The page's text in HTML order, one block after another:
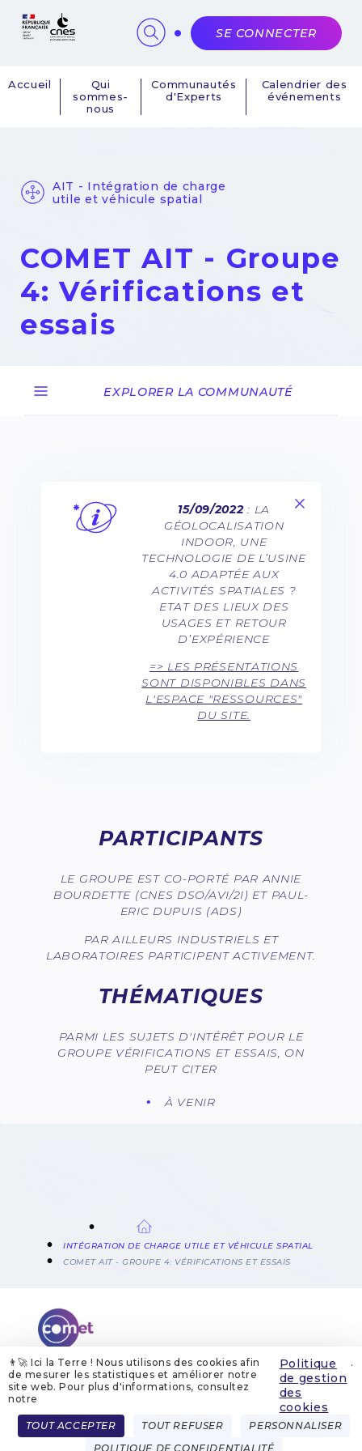
👨‍🚀 Ici la Terre ! Nous utilisons des cookies afin
de mesurer les statistiques et améliorer notre
site web. Pour plus d'informations, consultez
notre
Politique
de gestion
des
cookies
.
TOUT ACCEPTER TOUT REFUSER
PERSONNALISER
POLITIQUE DE CONFIDENTIALITÉ
Navigation
Accueil
Qui
sommes-
nous
Communautés
d'Experts
Calendrier des
événements
SE CONNECTER
AIT - Intégration de charge
utile et véhicule spatial
COMET AIT - Groupe
4: Vérifications et
essais
EXPLORER LA COMMUNAUTÉ
15/09/2022 : LA
GÉOLOCALISATION
INDOOR, UNE
TECHNOLOGIE DE L’USINE
4.0 ADAPTÉE AUX
ACTIVITÉS SPATIALES ?
ETAT DES LIEUX DES
USAGES ET RETOUR
D’EXPÉRIENCE
=> LES PRÉSENTATIONS
SONT DISPONIBLES DANS
L'ESPACE "RESSOURCES"
DU SITE.
PARTICIPANTS
LE GROUPE EST CO-PORTÉ PAR ANNIE
BOURDETTE (CNES DSO/AVI/2I) ET PAUL-
ERIC DUPUIS (ADS)
PAR AILLEURS INDUSTRIELS ET
LABORATOIRES PARTICIPENT ACTIVEMENT.
THÉMATIQUES
PARMI LES SUJETS D'INTÉRÊT POUR LE
GROUPE VÉRIFICATIONS ET ESSAIS, ON
PEUT CITER
À VENIR
FIL
D'ARIANE
INTÉGRATION DE CHARGE UTILE ET VÉHICULE SPATIAL
COMET AIT - GROUPE 4: VÉRIFICATIONS ET ESSAIS
Menu
Pied
QUI SOMMES-NOUS
MENTIONS LÉGALES
GESTION DES COOKIES
POLITIQUE DE GESTION DES COOKIES
FRENCH ENGLISH